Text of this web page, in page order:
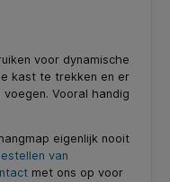
voor dynamische
kast te trekken en er
Vooral handig
eigenlijk nooit
van
met ons op voor